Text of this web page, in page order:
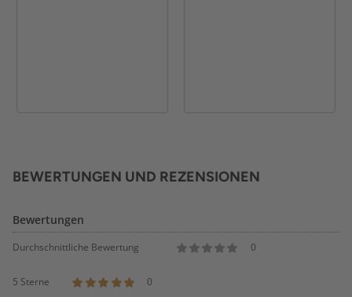
BEWERTUNGEN UND REZENSIONEN
Bewertungen
Durchschnittliche Bewertung 0
5 Sterne
0